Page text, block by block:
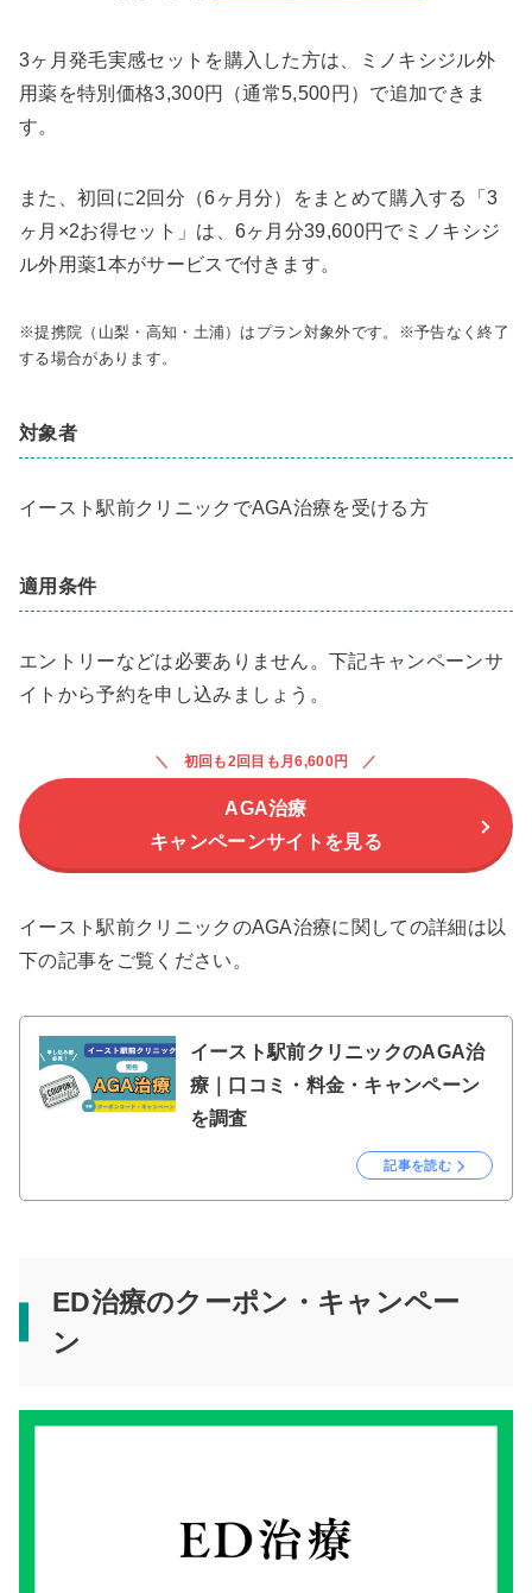
3ヶ月発毛実感セットを購入した方は、ミノキシジル外
用薬を特別価格3,300円（通常5,500円）で追加できま
す。
また、初回に2回分（6ヶ月分）をまとめて購入する「3
ヶ月×2お得セット」は、6ヶ月分39,600円でミノキシジ
ル外用薬1本がサービスで付きます。
※提携院（山梨・高知・土浦）はプラン対象外です。※予告なく終了
する場合があります。
対象者
イースト駅前クリニックでAGA治療を受ける方
適用条件
エントリーなどは必要ありません。下記キャンペーンサ
イトから予約を申し込みましょう。
初回も2回目も月6,600円
AGA治療
キャンペーンサイトを見る
イースト駅前クリニックのAGA治療に関しての詳細は以
下の記事をご覧ください。
イースト駅前クリニックのAGA治
療｜口コミ・料金・キャンペーン
を調査
記事を読む
ED治療のクーポン・キャンペー
ン